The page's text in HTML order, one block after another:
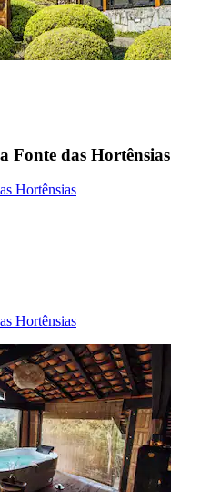
Fonte das Hortênsias
Hortênsias
Hortênsias